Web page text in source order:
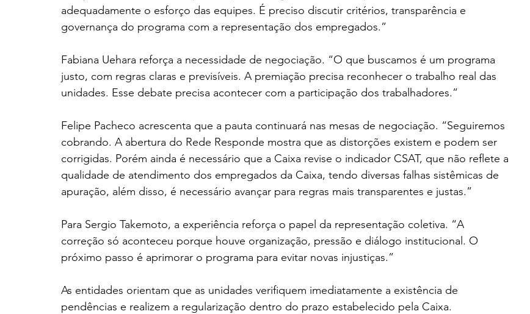
adequadamente o esforço das equipes. É preciso discutir critérios, transparência e
governança do programa com a representação dos empregados.”
Fabiana Uehara reforça a necessidade de negociação. “O que buscamos é um programa
justo, com regras claras e previsíveis. A premiação precisa reconhecer o trabalho real das
unidades. Esse debate precisa acontecer com a participação dos trabalhadores.”
Felipe Pacheco acrescenta que a pauta continuará nas mesas de negociação. “Seguiremos
cobrando. A abertura do Rede Responde mostra que as distorções existem e podem ser
corrigidas. Porém ainda é necessário que a Caixa revise o indicador CSAT, que não reflete a
qualidade de atendimento dos empregados da Caixa, tendo diversas falhas sistêmicas de
apuração, além disso, é necessário avançar para regras mais transparentes e justas.”
Para Sergio Takemoto, a experiência reforça o papel da representação coletiva. “A
correção só aconteceu porque houve organização, pressão e diálogo institucional. O
próximo passo é aprimorar o programa para evitar novas injustiças.”
As entidades orientam que as unidades verifiquem imediatamente a existência de
pendências e realizem a regularização dentro do prazo estabelecido pela Caixa.